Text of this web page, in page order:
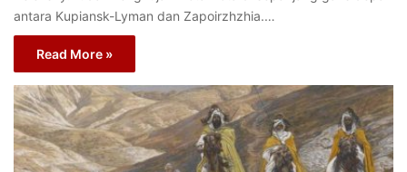
antara Kupiansk-Lyman dan Zapoirzhzhia.…
Read More »